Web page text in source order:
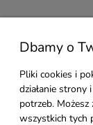
Dbamy o
Pliki cookies i
działanie
potrzeb.
wszystkich tych